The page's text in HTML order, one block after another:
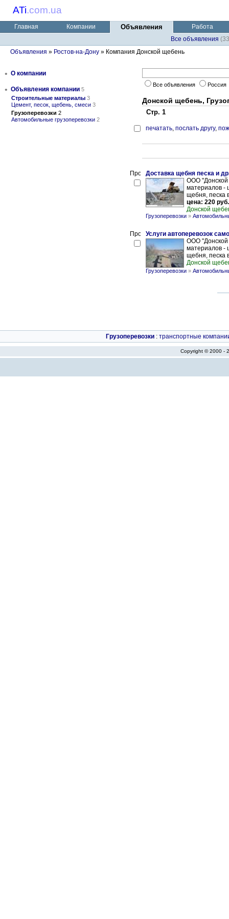
ATi.com.ua
Главная Компании Объявления
Работа
Все объявления
Объявления » Ростов-на-Дону » Компания Донской щебень
• О компании
• Объявления компании 5
Строительные материалы 3
Цемент, песок, щебень, смеси 3
Грузоперевозки 2
Автомобильные грузоперевозки 2
Все объявления Россия
Донской щебень,
Стр. 1
печатать, послать другу,
Доставка щебня песка и
ООО "Донской
материалов -
щебня, песка
цена: 220 руб.
Донской
Грузоперевозки »
Услуги автоперевозок
ООО "Донской
материалов -
щебня, песка
Донской
Грузоперевозки »
Грузоперевозки : транспортные
Copyright © 2000 -